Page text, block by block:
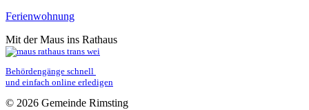
Ferienwohnung
Mit der Maus ins Rathaus
Behördengänge schnell
und einfach online erledigen
© 2026 Gemeinde Rimsting